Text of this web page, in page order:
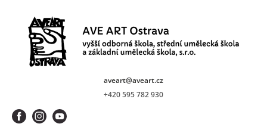
aveart@aveart.cz
+420 595 782 930